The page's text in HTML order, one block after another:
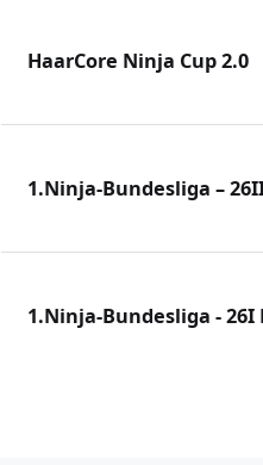
HaarCore Ninja Cup 2.0
1.Ninja-Bundesliga –
1.Ninja-Bundesliga - 26I